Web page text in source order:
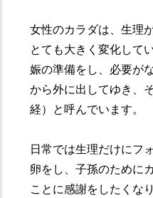
女性のカラダは、生理
とても大きく変化して
娠の準備をし、必要が
から外に出してゆき、
経）と呼んでいます。
日常では生理だけにフ
卵をし、子孫のために
ことに感謝をしたくな